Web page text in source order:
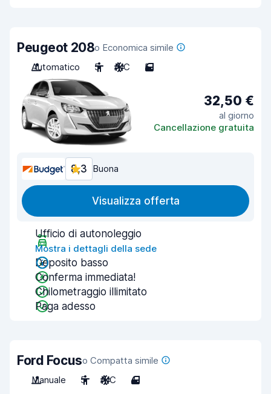
Peugeot 208o Economica simile
Automatico
5 A/C 5
32,50 €
al giorno
Cancellazione gratuita
8,3 Buona
Visualizza offerta
Ufficio di autonoleggio
Mostra i dettagli della sede
Deposito basso
Conferma immediata!
Chilometraggio illimitato
Paga adesso
Ford Focuso Compatta simile
Manuale
5 A/C 4